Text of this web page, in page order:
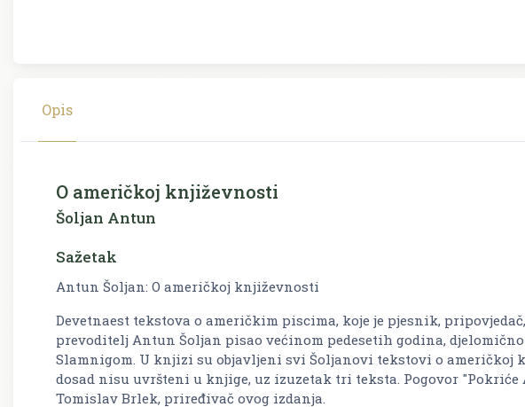
Opis
O američkoj književnosti
Šoljan Antun
Sažetak
Antun Šoljan: O američkoj književnosti
Devetnaest tekstova o američkim piscima, koje je pjesnik,
prevoditelj Antun Šoljan pisao većinom pedesetih godina,
Slamnigom. U knjizi su objavljeni svi Šoljanovi tekstovi o američkoj
dosad nisu uvršteni u knjige, uz izuzetak tri teksta. Pogovor "Pokriće
Tomislav Brlek, priređivač ovog izdanja.